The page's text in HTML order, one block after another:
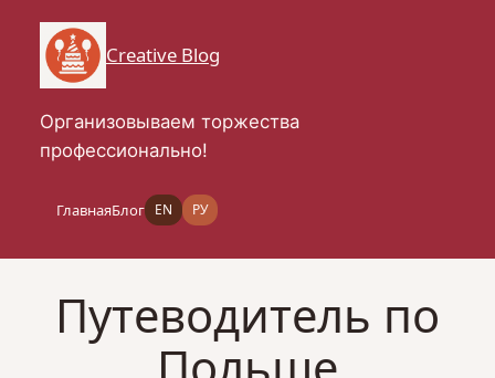
содержимому
Creative Blog
Организовываем торжества
профессионально!
ГлавнаяБлог EN РУ
Путеводитель по